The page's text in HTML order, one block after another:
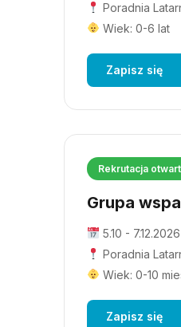
Poradnia
Wiek: 0-6 lat
Zapisz się
Rekrutacja
Grupa
5.10 - 7.12.2026
Poradnia
Wiek: 0-10
Zapisz się